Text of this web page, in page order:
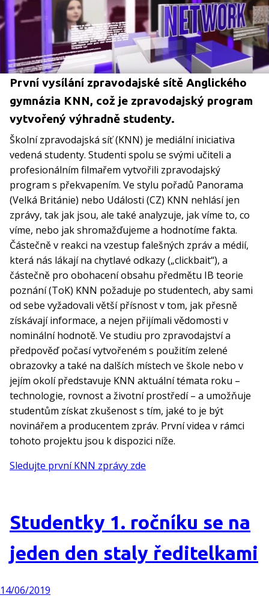
První vysílání zpravodajské sítě Anglického
gymnázia KNN, což je zpravodajský program
vytvořený výhradně studenty.
Školní zpravodajská síť (KNN) je mediální iniciativa
vedená studenty. Studenti spolu se svými učiteli a
profesionálním filmařem vytvořili zpravodajský
program s překvapením. Ve stylu pořadů Panorama
(Velká Británie) nebo Události (CZ) KNN nehlásí jen
zprávy, tak jak jsou, ale také analyzuje, jak víme to, co
víme, nebo jak shromažďujeme a hodnotíme fakta.
Částečně v reakci na vzestup falešných zpráv a médií,
která nás lákají na chytlavé odkazy („clickbait“), a
částečně pro obohacení obsahu předmětu IB teorie
poznání (ToK) KNN požaduje po studentech, aby sami
od sebe vyžadovali větší přísnost v tom, jak přesně
získávají informace, a nejen přijímali vědomosti v
nominální hodnotě. Ve studiu pro zpravodajství a
předpověď počasí vytvořeném s použitím zelené
obrazovky a také na dalších místech ve škole nebo v
jejím okolí představuje KNN aktuální témata roku –
technologie, rovnost a životní prostředí – a umožňuje
studentům získat zkušenost s tím, jaké to je být
novinářem a producentem zpráv. První videa v rámci
tohoto projektu jsou k dispozici níže.
Sledujte první KNN zprávy zde
Studentky 1. ročníku se na
jeden den staly ředitelkami
14/06/2019